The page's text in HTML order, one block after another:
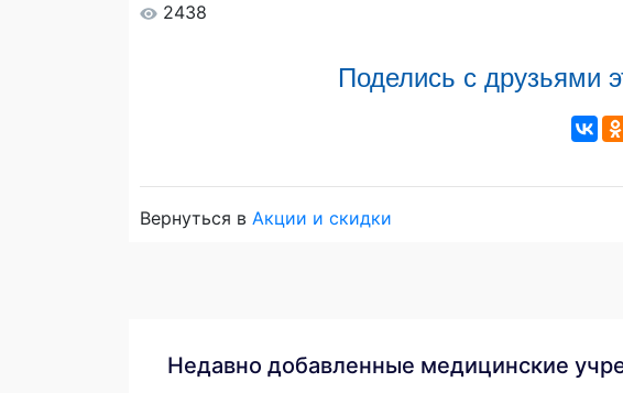
2438
Поделись с друзьями
Вернуться в Акции и скидки
Недавно добавленные медицинские